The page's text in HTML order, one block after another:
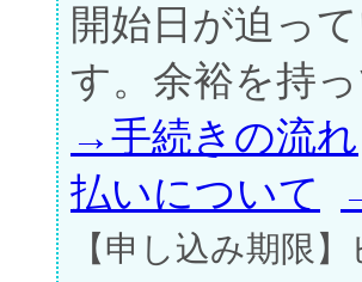
開始日が迫っ
す。余裕を持
→手続きの流れ
払いについて
【申し込み期限